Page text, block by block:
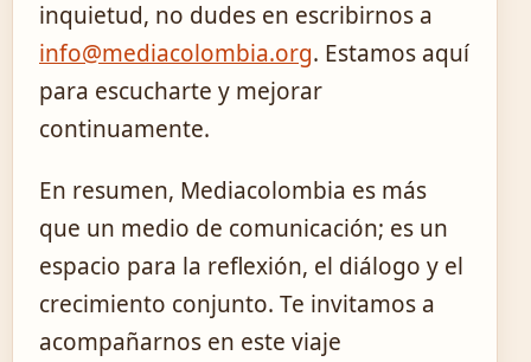
inquietud, no dudes en escribirnos a
info@mediacolombia.org. Estamos aquí
para escucharte y mejorar
continuamente.
En resumen, Mediacolombia es más
que un medio de comunicación; es un
espacio para la reflexión, el diálogo y el
crecimiento conjunto. Te invitamos a
acompañarnos en este viaje